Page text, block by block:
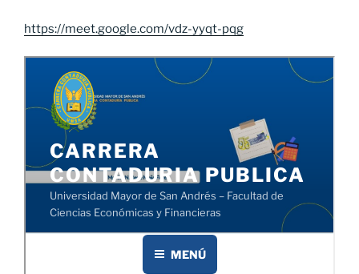
https://meet.google.com/vdz-yyqt-pqg